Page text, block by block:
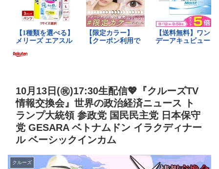
10月13日(㊗)17:30生配信💖『クルーズTV
情報交換会』世界の政治経済ニュース ト
ランプ大統領 参政党 国民民主党 日本保守
党 GESARA ベトナムドン イラクディナー
ル ベーシックインカム
クルーズ